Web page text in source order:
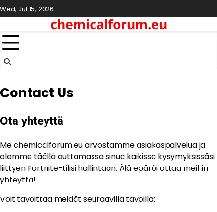
Skip
to
Wed, Jul 15, 2026
chemicalforum.eu
Contact Us
Ota yhteyttä
Me chemicalforum.eu arvostamme asiakaspalvelua ja
olemme täällä auttamassa sinua kaikissa kysymyksissäsi
liittyen Fortnite-tilisi hallintaan. Älä epäröi ottaa meihin
yhteyttä!
Voit tavoittaa meidät seuraavilla tavoilla: